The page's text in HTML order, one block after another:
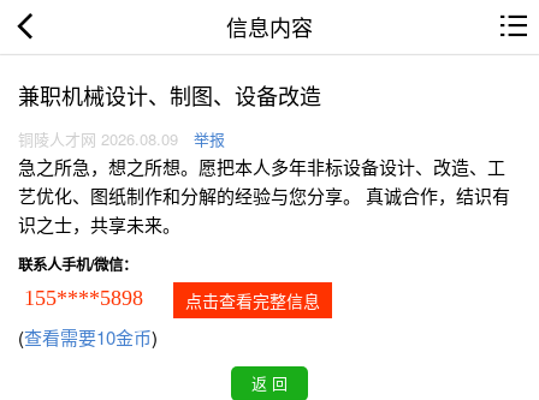
信息内容
兼职机械设计、制图、设备改造
铜陵人才网 2026.08.09 举报
急之所急，想之所想。愿把本人多年非标设备设计、改造、工
艺优化、图纸制作和分解的经验与您分享。 真诚合作，结识有
识之士，共享未来。
联系人手机/微信：
155****5898 点击查看完整信息
(查看需要10金币)